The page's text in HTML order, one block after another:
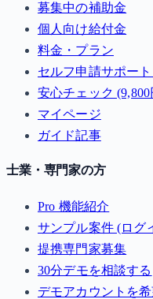
募集中の補助金
個人向け給付金
料金・プラン
セルフ申請サポート
安心チェック (9,800
マイページ
ガイド記事
士業・専門家の方
Pro 機能紹介
サンプル案件 (ログ
提携専門家募集
30分デモを相談する
デモアカウントを